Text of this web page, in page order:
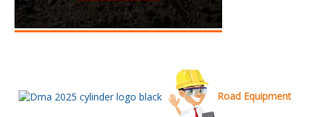
Road Equipment